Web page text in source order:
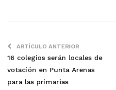
ARTÍCULO ANTERIOR
16 colegios serán locales de
votación en Punta Arenas
para las primarias